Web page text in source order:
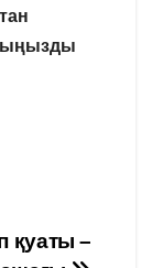
қуаты –